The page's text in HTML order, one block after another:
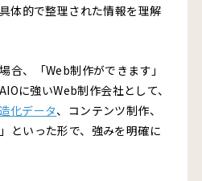
体的で整理された情報を理解
合、「Web制作ができます」
に強いWeb制作会社として、
化データ、コンテンツ制作、
といった形で、強みを明確に